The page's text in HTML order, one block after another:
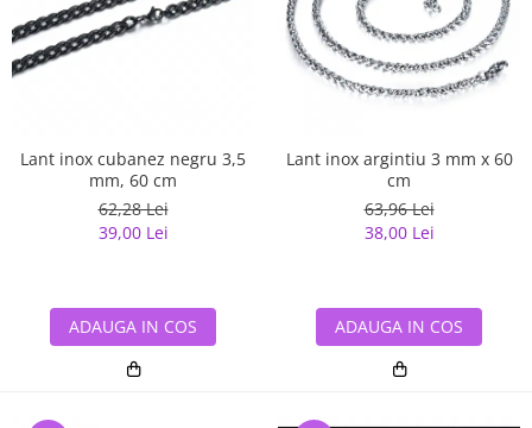
Lant inox cubanez negru 3,5
mm, 60 cm
62,28 Lei
39,00 Lei
ADAUGA IN COS
Lant inox argintiu 3 mm x 60
cm
63,96 Lei
38,00 Lei
ADAUGA IN COS